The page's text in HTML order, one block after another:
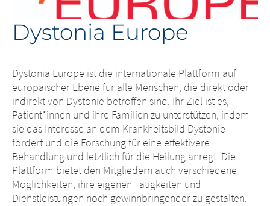
Dystonia Europe
Dystonia Europe ist die internationale Plattform auf
europäischer Ebene für alle Menschen, die direkt oder
indirekt von Dystonie betroffen sind. Ihr Ziel ist es,
Patient*innen und ihre Familien zu unterstützen, indem
sie das Interesse an dem Krankheitsbild Dystonie
fördert und die Forschung für eine effektivere
Behandlung und letztlich für die Heilung anregt. Die
Plattform bietet den Mitgliedern auch verschiedene
Möglichkeiten, ihre eigenen Tätigkeiten und
Dienstleistungen noch gewinnbringender zu gestalten.